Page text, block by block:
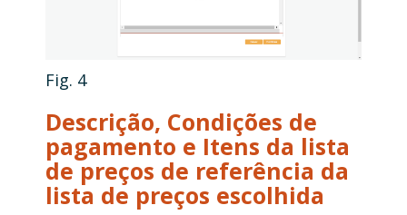
Fig. 4
Descrição, Condições de
pagamento e Itens da lista
de preços de referência da
lista de preços escolhida